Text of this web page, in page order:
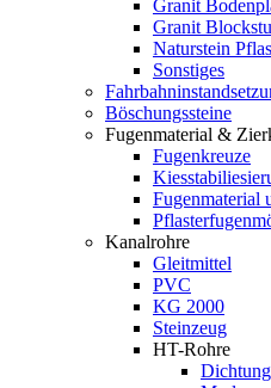
Granit
Granit
Naturstein
Sonstiges
Böschungssteine
Fugenmaterial &
Fugenkreuze
Fugenmaterial
Kanalrohre
Gleitmittel
PVC
KG 2000
Steinzeug
HT-Rohre